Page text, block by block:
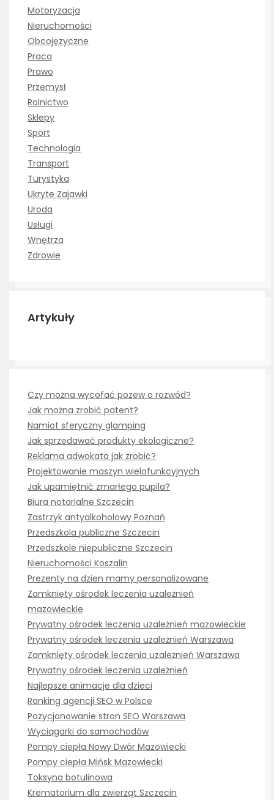
Motoryzacja
Nieruchomości
Obcojęzyczne
Praca
Prawo
Przemysł
Rolnictwo
Sklepy
Sport
Technologia
Transport
Turystyka
Ukryte Zajawki
Uroda
Usługi
Wnętrza
Zdrowie
Artykuły
Czy można wycofać pozew o rozwód?
Jak można zrobić patent?
Namiot sferyczny glamping
Jak sprzedawać produkty ekologiczne?
Reklama adwokata jak zrobić?
Projektowanie maszyn wielofunkcyjnych
Jak upamiętnić zmarłego pupila?
Biura notarialne Szczecin
Zastrzyk antyalkoholowy Poznań
Przedszkola publiczne Szczecin
Przedszkole niepubliczne Szczecin
Nieruchomości Koszalin
Prezenty na dzien mamy personalizowane
Zamknięty ośrodek leczenia uzależnień
mazowieckie
Prywatny ośrodek leczenia uzależnień mazowieckie
Prywatny ośrodek leczenia uzależnień Warszawa
Zamknięty ośrodek leczenia uzależnień Warszawa
Prywatny ośrodek leczenia uzależnień
Najlepsze animacje dla dzieci
Ranking agencji SEO w Polsce
Pozycjonowanie stron SEO Warszawa
Wyciągarki do samochodów
Pompy ciepła Nowy Dwór Mazowiecki
Pompy ciepła Mińsk Mazowiecki
Toksyna botulinowa
Krematorium dla zwierząt Szczecin